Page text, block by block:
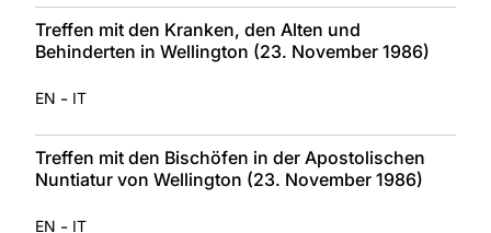
Treffen mit den Kranken, den Alten und
Behinderten in Wellington (23. November 1986)
EN - IT
Treffen mit den Bischöfen in der Apostolischen
Nuntiatur von Wellington (23. November 1986)
EN - IT